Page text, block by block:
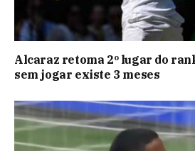
Alcaraz retoma 2º lugar do
sem jogar existe 3 meses